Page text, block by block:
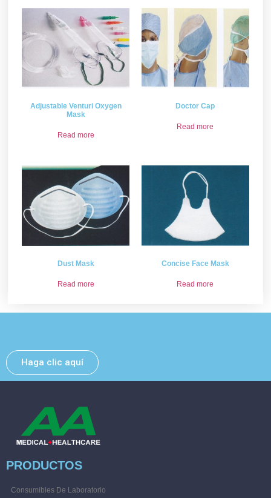
Adjustable Venturi Oxygen
Mask
Read more
Doctor Cap
Read more
Dust Mask
Read more
Concise Face Mask
Read more
Haga clic aquí
PRODUCTOS
Consumibles De Laboratorio